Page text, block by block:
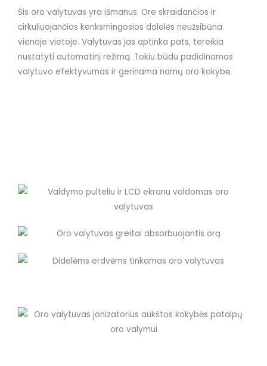
Šis oro valytuvas yra išmanus. Ore skraidančios ir
cirkuliuojančios kenksmingosios dalelės neužsibūna
vienoje vietoje. Valytuvas jas aptinka pats, tereikia
nustatyti automatinį režimą. Tokiu būdu padidinamas
valytuvo efektyvumas ir gerinama namų oro kokybė.